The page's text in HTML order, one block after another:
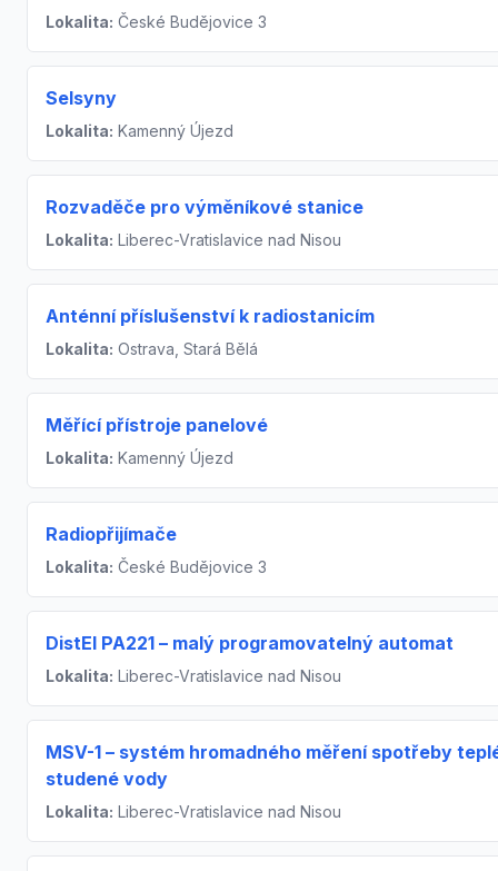
Lokalita: České Budějovice 3
Selsyny
Lokalita: Kamenný Újezd
Rozvaděče pro výměníkové stanice
Lokalita: Liberec-Vratislavice nad Nisou
Anténní příslušenství k radiostanicím
Lokalita: Ostrava, Stará Bělá
Měřící přístroje panelové
Lokalita: Kamenný Újezd
Radiopřijímače
Lokalita: České Budějovice 3
DistEl PA221 – malý programovatelný automat
Lokalita: Liberec-Vratislavice nad Nisou
MSV-1 – systém hromadného měření spotřeby
studené vody
Lokalita: Liberec-Vratislavice nad Nisou